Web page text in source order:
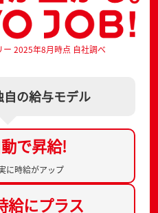
2025年8月時点 自社調べ
自の給与モデル
で昇給!
に時給がアップ
給にプラス